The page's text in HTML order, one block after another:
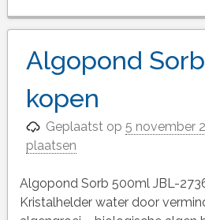
Algopond
kopen
Geplaatst op5 november
plaatsen
Algopond Sorb 500ml JBL-
Kristalhelder water door